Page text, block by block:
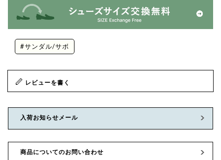
#サンダル/サボ
レビューを書く
入荷お知らせメール
商品についてのお問い合わせ